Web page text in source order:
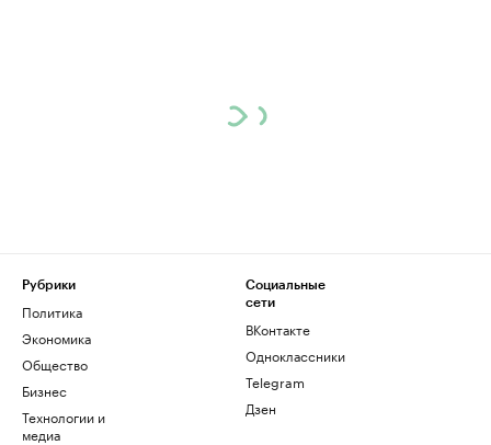
Рубрики
Политика
Экономика
Общество
Бизнес
Технологии и
медиа
Социальные
сети
ВКонтакте
Одноклассники
Telegram
Дзен